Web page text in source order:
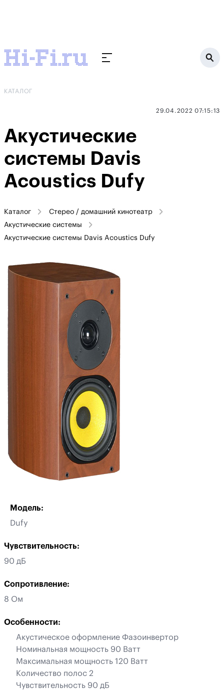
КАТАЛОГ
29.04.2022 07:15:13
Акустические
системы Davis
Acoustics Dufy
Каталог
Стерео / домашний кинотеатр
Акустические системы
Акустические системы Davis Acoustics Dufy
Модель:
Dufy
Чувствительность:
90 дБ
Сопротивление:
8 Ом
Особенности:
Акустическое оформление Фазоинвертор
Номинальная мощность 90 Ватт
Максимальная мощность 120 Ватт
Количество полос 2
Чувствительность 90 дБ